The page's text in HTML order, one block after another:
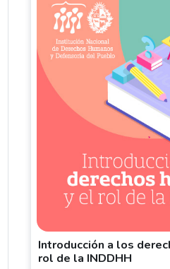
Introducción a los
rol de la INDDHH